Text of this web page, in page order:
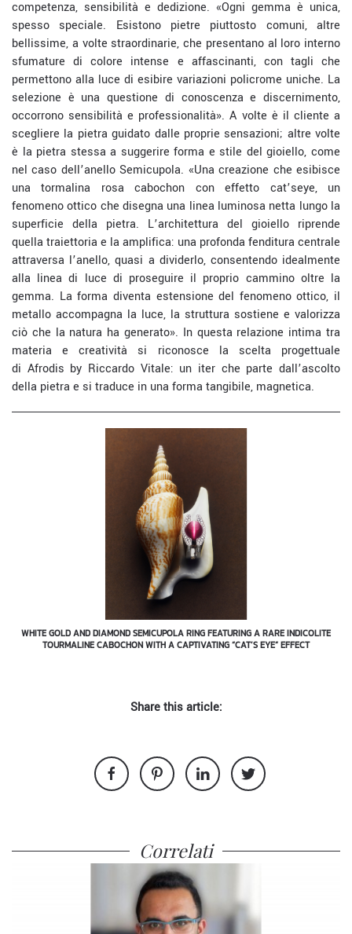
competenza, sensibilità e dedizione. «Ogni gemma è unica,
spesso speciale. Esistono pietre piuttosto comuni, altre
bellissime, a volte straordinarie, che presentano al loro interno
sfumature di colore intense e affascinanti, con tagli che
permettono alla luce di esibire variazioni policrome uniche. La
selezione è una questione di conoscenza e discernimento,
occorrono sensibilità e professionalità». A volte è il cliente a
scegliere la pietra guidato dalle proprie sensazioni; altre volte
è la pietra stessa a suggerire forma e stile del gioiello, come
nel caso dell’anelloSemicupola. «Una creazione che esibisce
una tormalina rosa cabochon con effetto cat’seye, un
fenomeno ottico che disegna una linea luminosa netta lungo la
superficie della pietra. L’architettura del gioiello riprende
quella traiettoria e la amplifica: una profonda fenditura centrale
attraversa l’anello, quasi a dividerlo, consentendo idealmente
alla linea di luce di proseguire il proprio cammino oltre la
gemma. La forma diventa estensione del fenomenoottico, il
metallo accompagna la luce, la struttura sostiene e valorizza
ciò che la natura ha generato». In questa relazione intima tra
materia e creatività si riconosce la scelta progettuale
di Afrodis by Riccardo Vitale: un iter che parte dall’ascolto
della pietra e si traduce in una forma tangibile, magnetica.
WHITE GOLD AND DIAMOND SEMICUPOLA RING FEATURING A RARE INDICOLITE
TOURMALINE CABOCHON WITH A CAPTIVATING “CAT’S EYE” EFFECT
Share this article:
Correlati